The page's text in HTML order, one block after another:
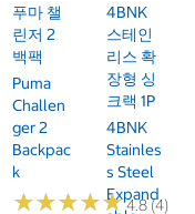
푸마 챌
린저 2
백팩
Puma
Challen
Ger 2
Backpac
K
★★★★★
★★★★★4.8 (4)
4BNK
스테인
리스 확
장형 싱
크랙 1P
4BNK
Stainles
S Steel
Expand